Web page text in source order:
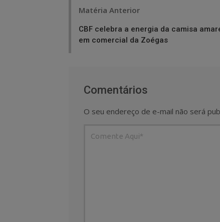
Matéria Anterior
CBF celebra a energia da camisa
em comercial da Zoégas
Comentários
O seu endereço de e-mail não será